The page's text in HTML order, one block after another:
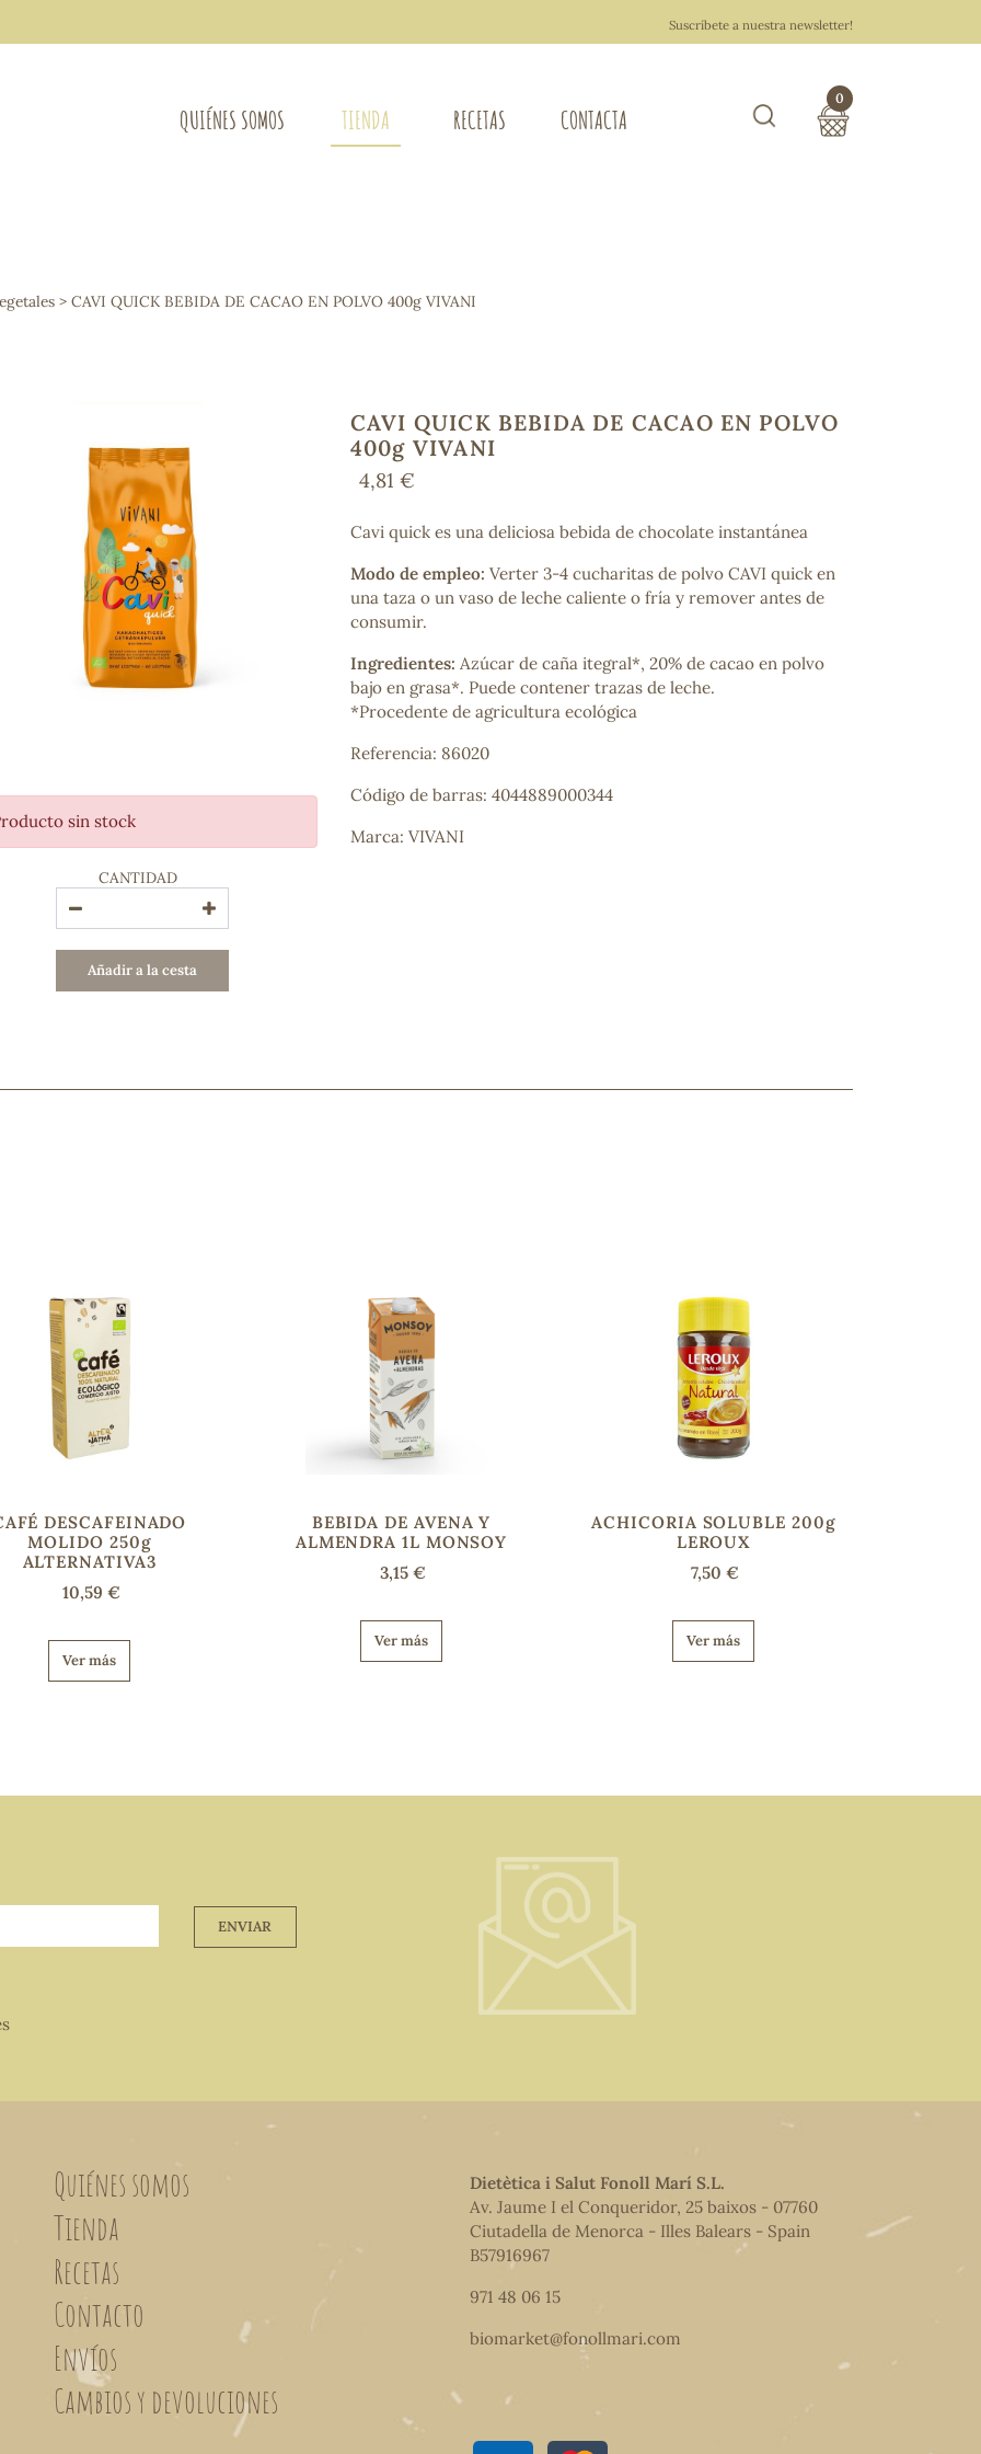
Suscríbete a nuestra newsletter!
QUIÉNES SOMOS TIENDA
Osteo-articular
Mujer
Ácidos Grasos
Depurativos
Bienestar emocional
Jalea Real
Memoria
Hierro
Deporte
Digestivos
Circulatorio, colesterol y glucosa
Superalimentos
COSMÉTICA E HIGIENE PERSONAL
Hombre
Higiene personal
Labiales
Aceites esenciales y aromaterapia
Aceites vegetales
Higiene y cuidado capilar
RECETAS CONTACTA
0
> CAVI QUICK BEBIDA DE CACAO EN POLVO 400g VIVANI
sin stock
CANTIDAD
Añadir a la cesta
CAVI QUICK BEBIDA DE CACAO EN POLVO
400g VIVANI
4,81 €
Cavi quick es una deliciosa bebida de chocolate instantánea
Modo de empleo: Verter 3-4 cucharitas de polvo CAVI quick en
una taza o un vaso de leche caliente o fría y remover antes de
consumir.
Ingredientes: Azúcar de caña itegral*, 20% de cacao en polvo
bajo en grasa*. Puede contener trazas de leche.
*Procedente de agricultura ecológica
Referencia: 86020
Código de barras: 4044889000344
Marca: VIVANI
DESCAFEINADO
MOLIDO 250g
ALTERNATIVA3
10,59 €
Ver más
BEBIDA DE AVENA Y
ALMENDRA 1L MONSOY
3,15 €
Ver más
ACHICORIA SOLUBLE 200g
LEROUX
7,50 €
Ver más
ENVIAR
Quiénes somos
Tienda
Recetas
Contacto
Envíos
Cambios y devoluciones
Dietètica i Salut Fonoll Marí S.L.
Av. Jaume I el Conqueridor, 25 baixos - 07760
Ciutadella de Menorca - Illes Balears - Spain
B57916967
971 48 06 15
biomarket@fonollmari.com